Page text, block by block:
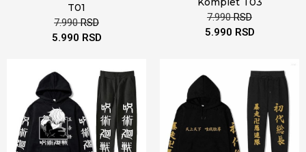
T01
7.990RSD
5.990 RSD
7.990RSD
5.990 RSD